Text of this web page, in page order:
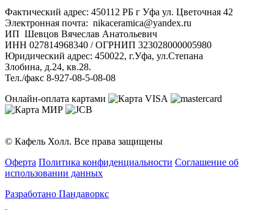
Фактический адрес: 450112 РБ г Уфа ул. Цветочная 42
Электронная почта: nikaceramica@yandex.ru
ИП Шевцов Вячеслав Анатольевич
ИНН 027814968340 / ОГРНИП 323028000005980
Юридический адрес: 450022, г.Уфа, ул.Степана
Злобина, д.24, кв.28.
Тел./факс 8-927-08-5-08-08
Онлайн-оплата картами
© Кафель Холл. Все права защищены
Оферта Политика конфиденциальности Соглашение об
использовании данных
Разработано Пандаворкс